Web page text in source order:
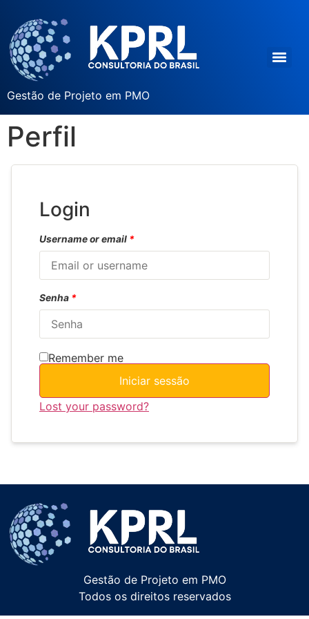
Gestão de Projeto em PMO
Perfil
Login
Username or email *
Senha *
Remember me
Iniciar sessão
Lost your password?
Gestão de Projeto em PMO
Todos os direitos reservados